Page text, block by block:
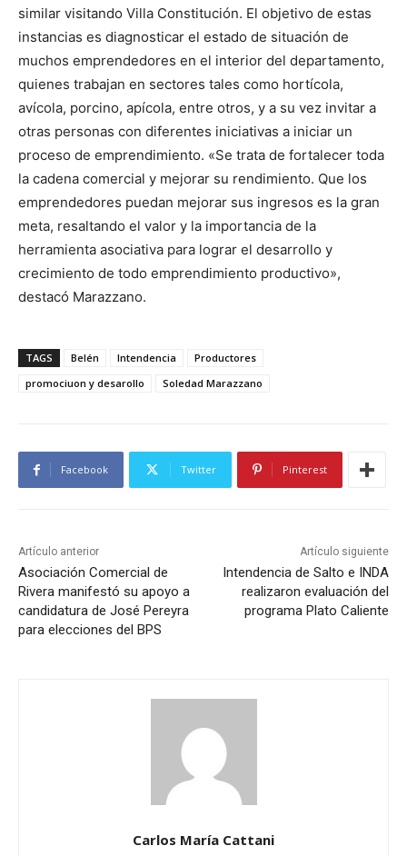
similar visitando Villa Constitución. El objetivo de estas
instancias es diagnosticar el estado de situación de
muchos emprendedores en el interior del departamento,
quienes trabajan en sectores tales como hortícola,
avícola, porcino, apícola, entre otros, y a su vez invitar a
otras personas con diferentes iniciativas a iniciar un
proceso de emprendimiento. «Se trata de fortalecer toda
la cadena comercial y mejorar su rendimiento. Que los
emprendedores puedan mejorar sus ingresos es la gran
meta, resaltando el valor y la importancia de la
herramienta asociativa para lograr el desarrollo y
crecimiento de todo emprendimiento productivo»,
destacó Marazzano.
TAGS Belén Intendencia
Productores
promociuon y desarollo
Soledad Marazzano
Facebook Twitter Pinterest
Artículo anterior
Asociación Comercial de
Rivera manifestó su apoyo a
candidatura de José Pereyra
para elecciones del BPS
Artículo siguiente
Intendencia de Salto e INDA
realizaron evaluación del
programa Plato Caliente
Carlos María Cattani